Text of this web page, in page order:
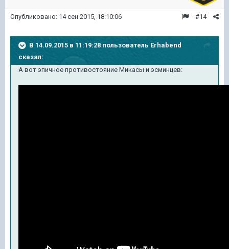
#14
Опубликовано: 14 сен 2015, 18:10:06
В 14.09.2015 в 11:19:28 пользователь Erhabend
сказал:
А вот эпичное противостояние Микасы и эсминцев: